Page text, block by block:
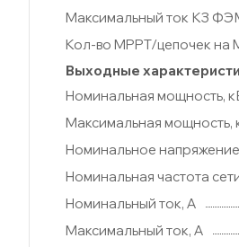
Максимальный ток КЗ
Кол-во MPPT/цепочек на
Выходные
Номинальная мощность,
Максимальная мощность,
Номинальное
Номинальная частота
Номинальный ток, А
Максимальный ток, А